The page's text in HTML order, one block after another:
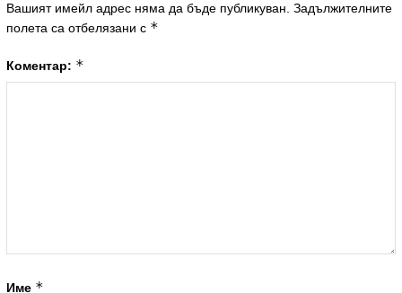
Вашият имейл адрес няма да бъде публикуван. Задължителните
полета са отбелязани с *
Коментар: *
Име *